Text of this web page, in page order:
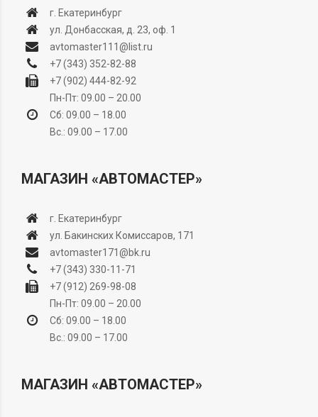
г. Екатеринбург
ул. Донбасская, д. 23, оф. 1
avtomaster111@list.ru
+7 (343) 352-82-88
+7 (902) 444-82-92
Пн-Пт: 09.00 – 20.00
Сб: 09.00 – 18.00
Вс.: 09.00 – 17.00
МАГАЗИН «АВТОМАСТЕР»
г. Екатеринбург
ул. Бакинских Комиссаров, 171
avtomaster171@bk.ru
+7 (343) 330-11-71
+7 (912) 269-98-08
Пн-Пт: 09.00 – 20.00
Сб: 09.00 – 18.00
Вс.: 09.00 – 17.00
МАГАЗИН «АВТОМАСТЕР»